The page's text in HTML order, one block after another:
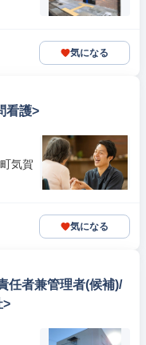
気になる
看護>
気賀
気になる
任者兼管理者(候補)/
>